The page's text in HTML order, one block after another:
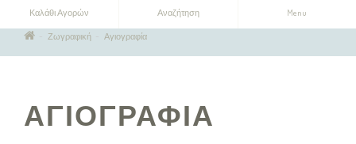
Menu
Αναζήτηση
Καλάθι Αγορών
Ζωγραφική Αγιογραφία
ΑΓΙΟΓΡΑΦΊΑ